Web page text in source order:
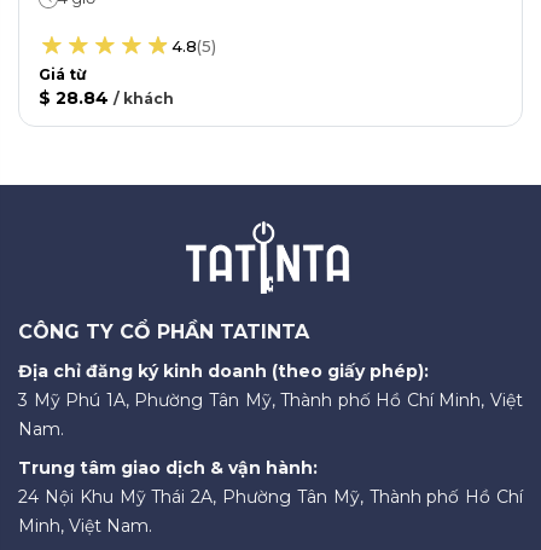
4.8(5)
Giá từ
$ 28.84 / khách
CÔNG TY CỔ PHẦN TATINTA
Địa chỉ đăng ký kinh doanh (theo giấy phép):
3 Mỹ Phú 1A, Phường Tân Mỹ, Thành phố Hồ Chí Minh, Việt
Nam.
Trung tâm giao dịch & vận hành:
24 Nội Khu Mỹ Thái 2A, Phường Tân Mỹ, Thành phố Hồ Chí
Minh, Việt Nam.